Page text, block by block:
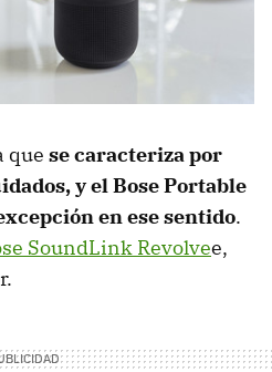
que se caracteriza por
y el Bose Portable
en ese sentido.
SoundLink Revolvee,